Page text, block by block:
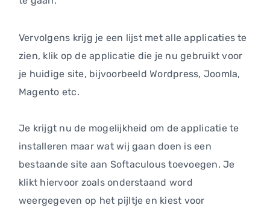
Vervolgens krijg je een lijst met alle applicaties te
zien, klik op de applicatie die je nu gebruikt voor
je huidige site, bijvoorbeeld Wordpress, Joomla,
Magento etc.
Je krijgt nu de mogelijkheid om de applicatie te
installeren maar wat wij gaan doen is een
bestaande site aan Softaculous toevoegen. Je
klikt hiervoor zoals onderstaand word
weergegeven op het pijltje en kiest voor